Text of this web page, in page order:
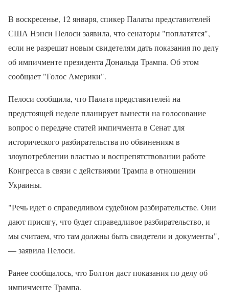
В воскресенье, 12 января, спикер Палаты представителей
США Нэнси Пелоси заявила, что сенаторы "поплатятся",
если не разрешат новым свидетелям дать показания по делу
об импичменте президента Дональда Трампа. Об этом
сообщает "Голос Америки".
Пелоси сообщила, что Палата представителей на
предстоящей неделе планирует вынести на голосование
вопрос о передаче статей импичмента в Сенат для
исторического разбирательства по обвинениям в
злоупотреблении властью и воспрепятствовании работе
Конгресса в связи с действиями Трампа в отношении
Украины.
"Речь идет о справедливом судебном разбирательстве. Они
дают присягу, что будет справедливое разбирательство, и
мы считаем, что там должны быть свидетели и документы",
— заявила Пелоси.
Ранее сообщалось, что Болтон даст показания по делу об
импичменте Трампа.